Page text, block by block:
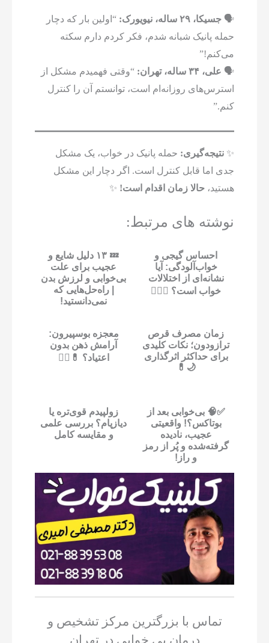
🗣جسیکا، ۲۹ ساله، نیویورک:
“اولین بار که دچار
حمله پانیک شبانه شدم، فکر کردم دارم سکته
می‌کنم!”
🗣 علی، ۳۴ ساله، تهران:
“وقتی فهمیدم مشکل از
استرس‌های روزانه‌ام است، توانستم آن را کنترل
کنم.”
✨نتیجه‌گیری: حمله پانیک در خواب، یک مشکل
جدی اما قابل کنترل است. اگر دچار این مشکل
هستید،حالا زمان اقدام است! ✨
نوشته های مرتبط:
احساس گیجی و
خواب‌آلودگی: آیا
نشانه‌ای از اختلالات
خواب است؟ 😵‍💫💤
💤 ۱۳ دلیل شایع و
عجیب برای علت
بی‌خوابی و لرزش بدن
| راه‌حل‌هایی که
نمی‌دانستید!
زمان مصرف قرص
ترازودون؛ نکات کلیدی
برای حداکثر اثرگذاری
🌙💊
معجزه بوسپیرون:
آرامش ذهن بدون
اعتیاد؟ 💊🧘‍♂️
✅🧠 بی‌خوابی بعد از
بوتاکس؟! واقعیتی
عجیب، نادیده
گرفته‌شده و پُر از رمز
و راز!
زولپیدم قوی‌تره یا
دیازپام؟ بررسی علمی
و مقایسه کامل
تماس با بزرگترین مرکز تشخیص و
درمان بی خوابی در تهران